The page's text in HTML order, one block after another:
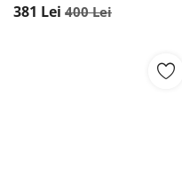
381 Lei 400Lei